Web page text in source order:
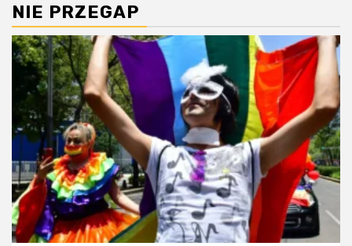
NIE PRZEGAP